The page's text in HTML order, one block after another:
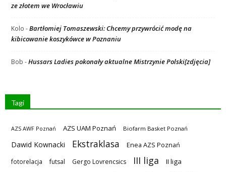
ze złotem we Wrocławiu
Kolo -Bartłomiej Tomaszewski: Chcemy przywrócić modę na
kibicowanie koszykówce w Poznaniu
Bob -Hussars Ladies pokonały aktualne Mistrzynie Polski[zdjęcia]
Tagi
AZS AWF Poznań AZS UAM Poznań Biofarm Basket Poznań
Dawid Kownacki Ekstraklasa Enea AZS Poznań
fotorelacja futsal Gergo Lovrencsics III liga II liga